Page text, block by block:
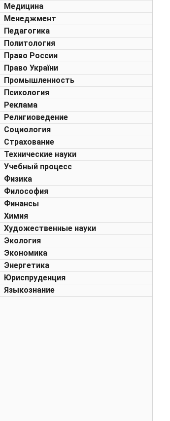
Медицина
Менеджмент
Педагогика
Политология
Право России
Право України
Промышленность
Психология
Реклама
Религиоведение
Социология
Страхование
Технические науки
Учебный процесс
Физика
Философия
Финансы
Химия
Художественные науки
Экология
Экономика
Энергетика
Юриспруденция
Языкознание